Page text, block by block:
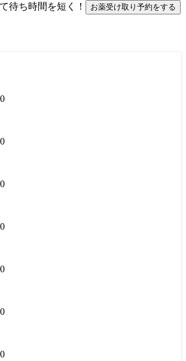
お薬受け取り予約をする